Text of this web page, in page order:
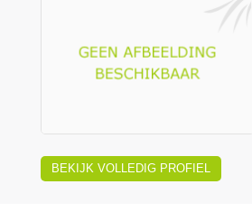
BEKIJK VOLLEDIG PROFIEL